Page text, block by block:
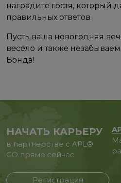
наградите гостя, который
правильных ответов.
Пусть ваша новогодняя
весело и также
Бонда!
НАЧАТЬ КАРЬЕРУ
в партнерстве с APL®
GO прямо сейчас
Регистрация